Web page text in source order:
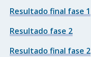
Resultado final fase 1
Resultado fase 2
Resultado final fase 2